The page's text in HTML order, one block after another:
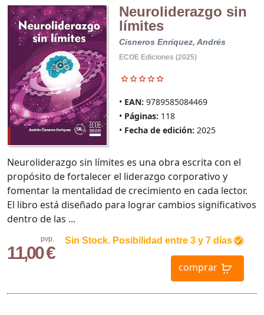
Neuroliderazgo sin
límites
Cisneros Enriquez, Andrés
ECOE Ediciones (2025)
EAN: 9789585084469
Páginas: 118
Fecha de edición: 2025
pvp.
11,00 €
Sin Stock. Posibilidad entre 3 y 7 días
comprar
Neuroliderazgo sin límites es una obra escrita con el
propósito de fortalecer el liderazgo corporativo y
fomentar la mentalidad de crecimiento en cada lector.
El libro está diseñado para lograr cambios significativos
dentro de las ...